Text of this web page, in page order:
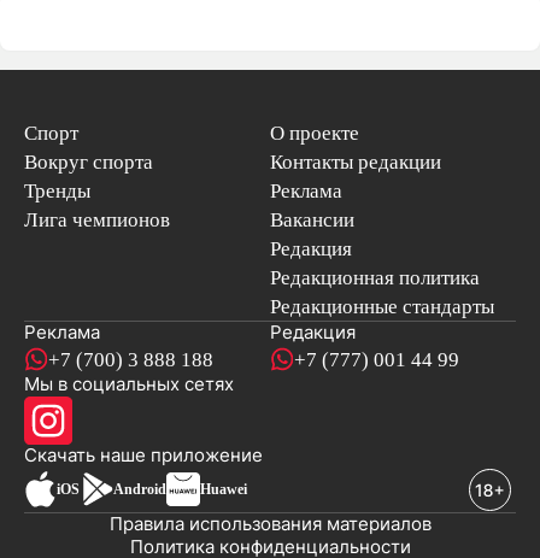
Спорт
Вокруг спорта
Тренды
Лига чемпионов
О проекте
Контакты редакции
Реклама
Вакансии
Редакция
Редакционная политика
Редакционные стандарты
Реклама
+7 (700) 3 888 188
Редакция
+7 (777) 001 44 99
Мы в социальных сетях
Скачать наше приложениеновостей
iOS Android Huawei
Политика конфиденциальности
Правила использования материалов